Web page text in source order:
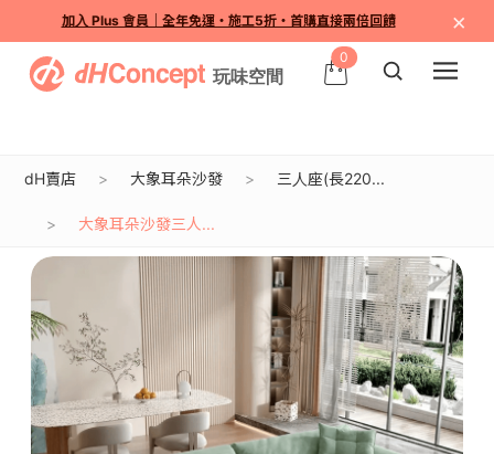
加入 Plus 會員｜全年免運・施工5折・首購直接兩倍回饋 ×
0
dH賣店 大象耳朵沙發 三人座(長220...
大象耳朵沙發三人...